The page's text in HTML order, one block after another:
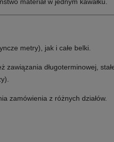
metry), jak i całe belki.
długoterminowej,
zamówienia z różnych działów.